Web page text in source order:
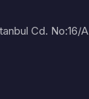
Cd. No:16/A